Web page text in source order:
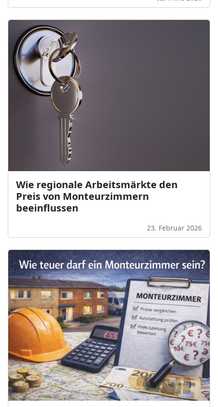
Wie regionale Arbeitsmärkte den
Preis von Monteurzimmern
beeinflussen
23. Februar 2026